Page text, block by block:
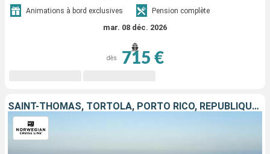
Animations à bord exclusives Pension complète
mar. 08 déc. 2026
dès 715 €
SAINT-THOMAS, TORTOLA, PORTO RICO, RÉPUBLIQUE DOMINICAINE, ÉTATS-UNIS